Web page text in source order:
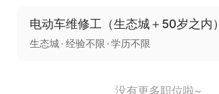
电动车维修工（生态城＋50岁之内）
生态城 经验不限 学历不限
没有更多职位啦~